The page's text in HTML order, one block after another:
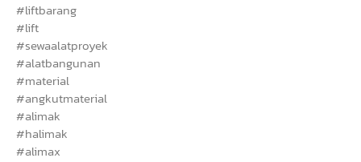
#liftbarang
#lift
#sewaalatproyek
#alatbangunan
#material
#angkutmaterial
#alimak
#halimak
#alimax